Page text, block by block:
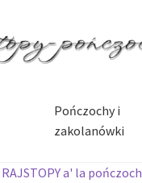
Pończochy i
zakolanówki
RAJSTOPY a' la